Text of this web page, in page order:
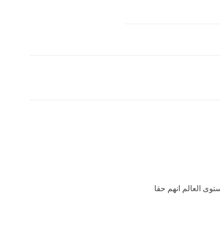
العالم انهم حقا